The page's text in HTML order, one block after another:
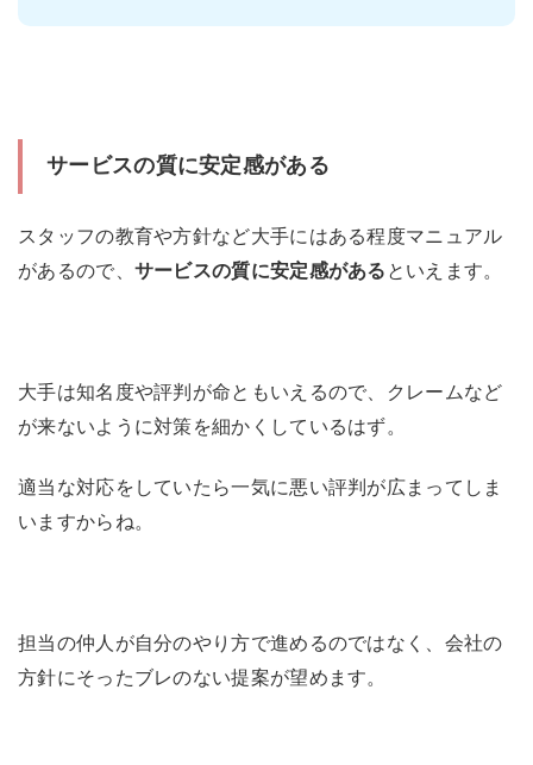
サービスの質に安定感がある
スタッフの教育や方針など大手にはある程度マニュアル
があるので、 サービスの質に安定感がある といえます。
大手は知名度や評判が命ともいえるので、クレームなど
が来ないように対策を細かくしているはず。
適当な対応をしていたら一気に悪い評判が広まってしま
いますからね。
担当の仲人が自分のやり方で進めるのではなく、会社の
方針にそったブレのない提案が望めます。